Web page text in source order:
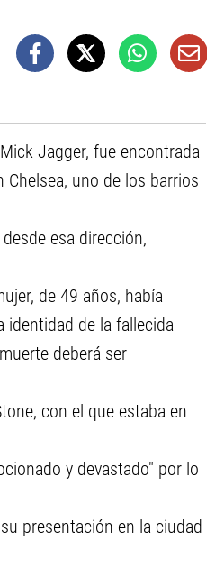
Jagger, fue encontrada
uno de los barrios
esa dirección,
de 49 años, había
identidad de la fallecida
deberá ser
con el que estaba en
y devastado" por lo
presentación en la ciudad